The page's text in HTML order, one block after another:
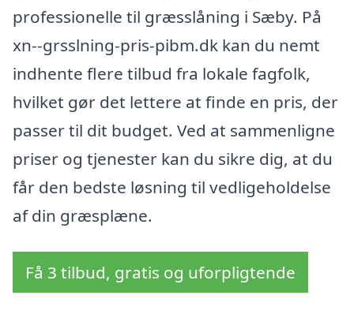
professionelle til græsslåning i Sæby. På
xn--grsslning-pris-pibm.dk kan du nemt
indhente flere tilbud fra lokale fagfolk,
hvilket gør det lettere at finde en pris, der
passer til dit budget. Ved at sammenligne
priser og tjenester kan du sikre dig, at du
får den bedste løsning til vedligeholdelse
af din græsplæne.
Få 3 tilbud, gratis og uforpligtende